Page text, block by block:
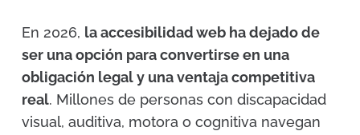
En 2026, la accesibilidad web ha dejado de
ser una opción para convertirse en una
obligación legal y una ventaja competitiva
real. Millones de personas con discapacidad
visual, auditiva, motora o cognitiva navegan